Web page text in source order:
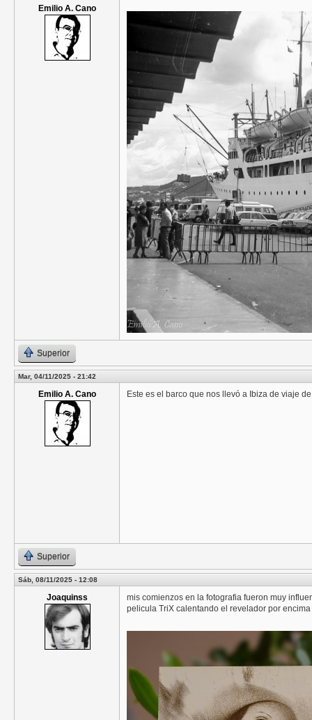
Emilio A. Cano
Superior
Mar, 04/11/2025 - 21:42
Emilio A. Cano Este es el barco que nos llevó a Ibiza de viaje
Superior
Sáb, 08/11/2025 - 12:08
Joaquinss
mis comienzos en la fotografia fueron muy
pelicula TriX calentando el revelador por